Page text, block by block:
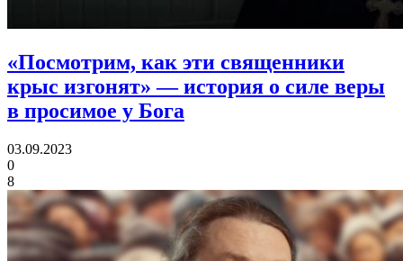
«Посмотрим, как эти священники
крыс изгонят»— история о силе веры
в просимое у Бога
03.09.2023
0
8